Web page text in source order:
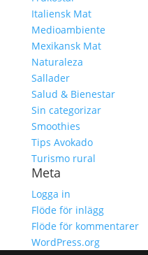
Italiensk Mat
Medioambiente
Mexikansk Mat
Naturaleza
Sallader
Salud & Bienestar
Sin categorizar
Smoothies
Tips Avokado
Turismo rural
Meta
Logga in
Flöde för inlägg
Flöde för kommentarer
WordPress.org